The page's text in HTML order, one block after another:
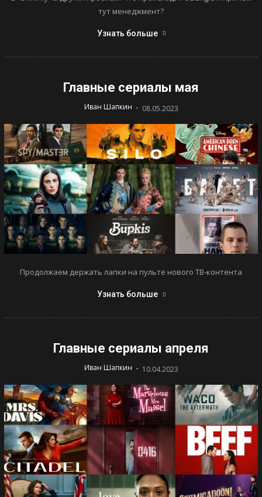
тут менеджмент?
Узнать больше
Главные сериалы мая
Иван Шапкин - 08.05.2023
Продолжаем держать лапки на пульте нового ТВ-контента
Узнать больше
Главные сериалы апреля
Иван Шапкин - 10.04.2023